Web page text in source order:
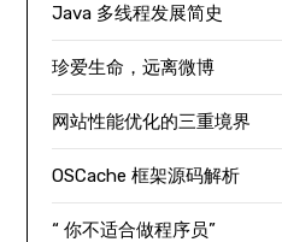
Java 多线程发展简史
珍爱生命，远离微博
网站性能优化的三重境界
OSCache 框架源码解析
“ 你不适合做程序员”